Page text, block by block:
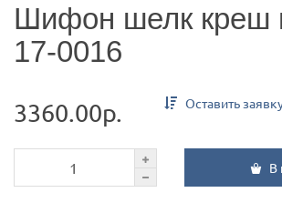
Шифон шелк креш
17-0016
3360.00р. Оставить
В